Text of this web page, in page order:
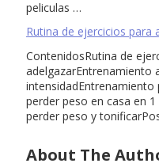
peliculas …
Rutina de ejercicios para
ContenidosRutina de
adelgazarEntrenamiento
intensidadEntrenamiento
perder peso en casa en
perder peso y
About The